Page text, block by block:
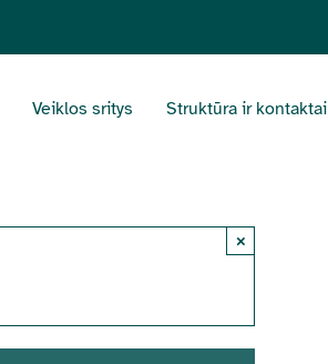
Veiklos sritys Struktūra ir kontaktai
×